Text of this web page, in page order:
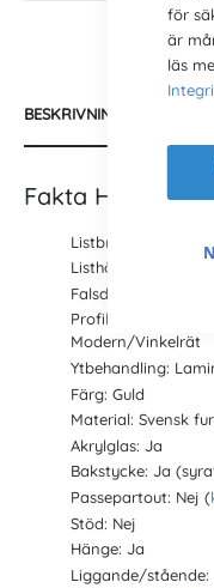
för
är
läs
BESKRIVNING
Fakta Halla Guld
Listbredd: 16 mm
Listhöjd: 22 mm
Falsdjup: 16 mm
Profiltyp:
Modern/Vinkelrät
Ytbehandling:
Färg: Guld
Material: Svensk
Akrylglas: Ja
Bakstycke: Ja
Passepartout: Nej (
Stöd: Nej
Hänge: Ja
Liggande/stående: